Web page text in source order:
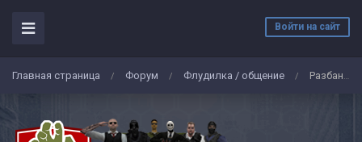
Войти на сайт
Главная страница / Форум / Флудилка / общение / Разбан <3